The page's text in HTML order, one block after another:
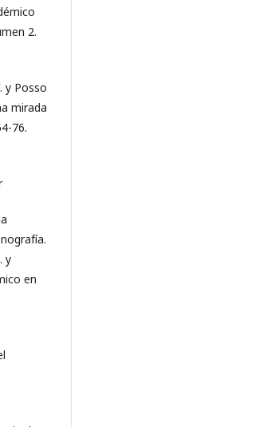
2.
y Posso
mirada
76.
y
en